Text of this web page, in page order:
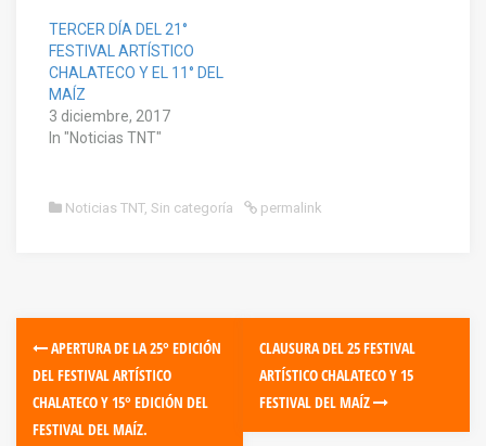
TERCER DÍA DEL 21°
FESTIVAL ARTÍSTICO
CHALATECO Y EL 11° DEL
MAÍZ
3 diciembre, 2017
In "Noticias TNT"
Noticias TNT, Sin categoría permalink
APERTURA DE LA 25° EDICIÓN
DEL FESTIVAL ARTÍSTICO
CHALATECO Y 15° EDICIÓN DEL
FESTIVAL DEL MAÍZ.
CLAUSURA DEL 25 FESTIVAL
ARTÍSTICO CHALATECO Y 15
FESTIVAL DEL MAÍZ